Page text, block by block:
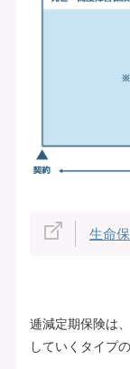
生命
逓減定期保険は
していくタイプ